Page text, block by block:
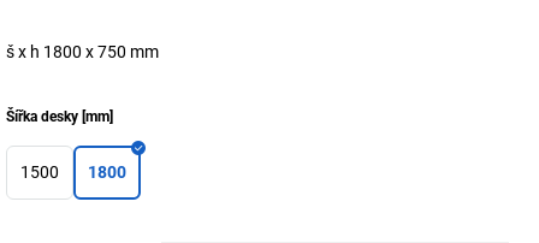
š x h 1800 x 750 mm
Šířka desky [mm]
1500 1800